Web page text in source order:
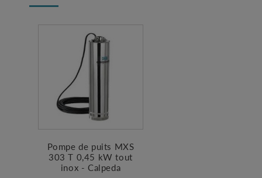
Pompe de puits MXS
303 T 0,45 kW tout
inox - Calpeda